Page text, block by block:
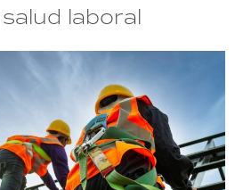
laboral